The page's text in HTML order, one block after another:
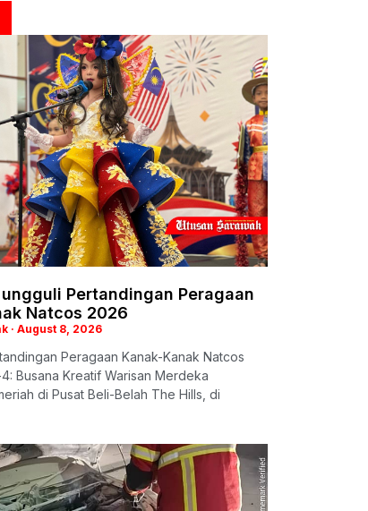
Pertandingan Peragaan
Natcos 2026
August 8, 2026
Peragaan Kanak-Kanak Natcos
Busana Kreatif Warisan Merdeka
di Pusat Beli-Belah The Hills, di